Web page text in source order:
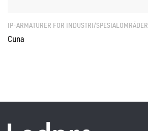
IP-ARMATURER FOR INDUSTRI/SPESIALOMRÅDER
Cuna